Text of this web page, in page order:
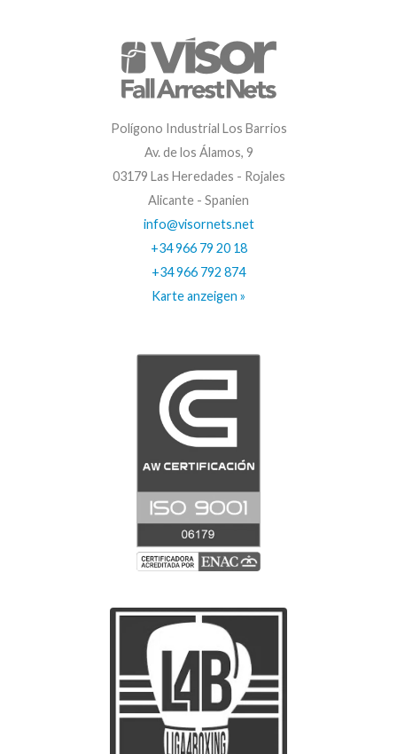
Polígono Industrial Los Barrios
Av. de los Álamos, 9
03179 Las Heredades - Rojales
Alicante - Spanien
info@visornets.net
+34 966 79 20 18
+34 966 792 874
Karte anzeigen »